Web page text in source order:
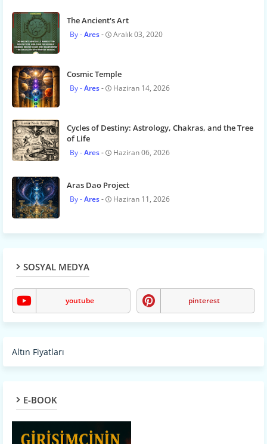
The Ancient's Art
Ares Aralık 03, 2020
Cosmic Temple
Ares Haziran 14, 2026
Cycles of Destiny: Astrology, Chakras, and the Tree
of Life
Ares Haziran 06, 2026
Aras Dao Project
Ares Haziran 11, 2026
SOSYAL MEDYA
youtube pinterest
Altın Fiyatları
E-BOOK